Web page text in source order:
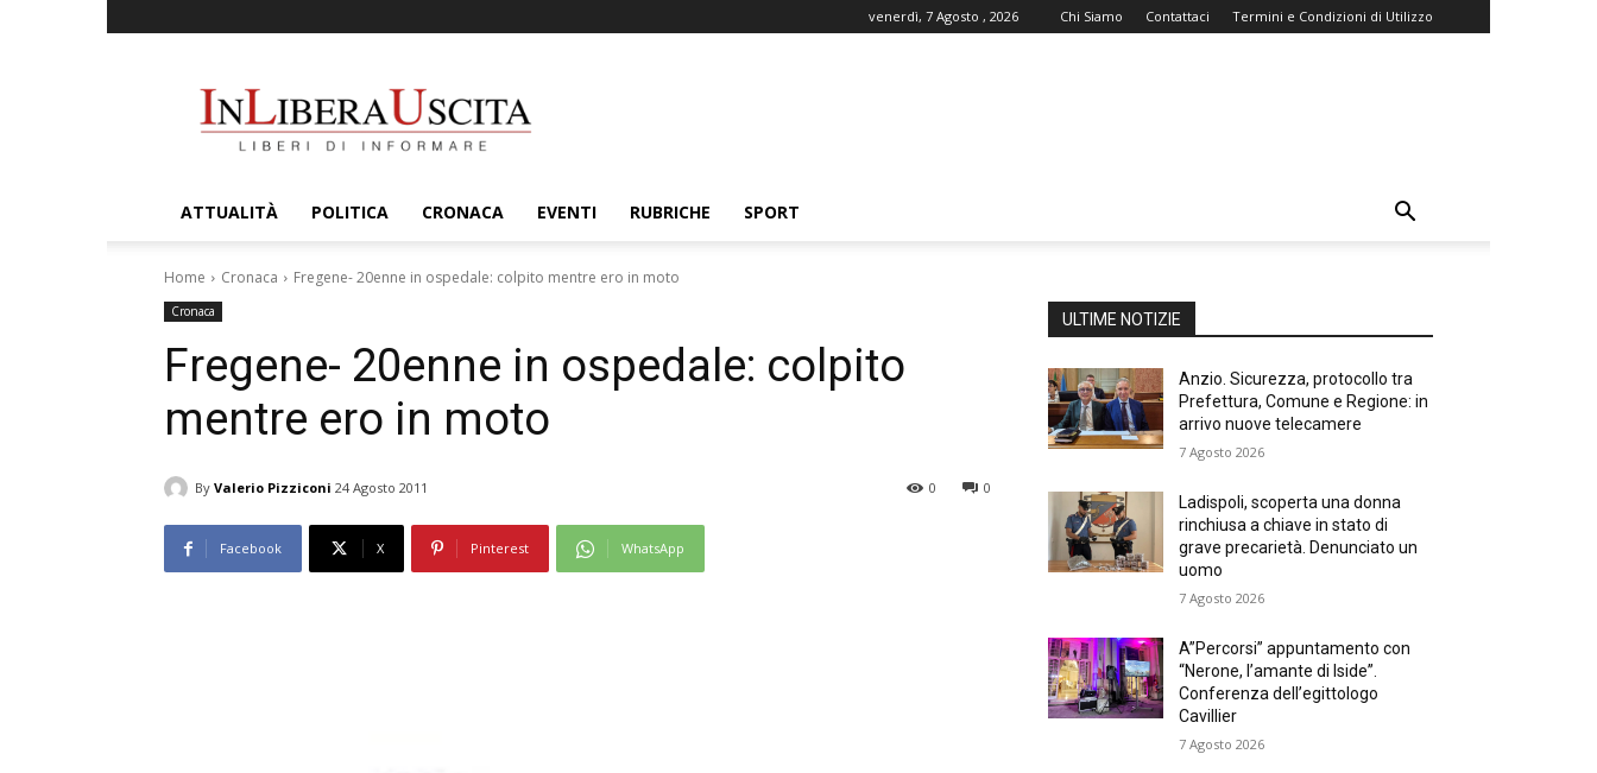
venerdì, 7 Agosto , 2026 Chi Siamo Contattaci Termini e Condizioni di Utilizzo
ATTUALITÀ POLITICA CRONACA EVENTI RUBRICHE SPORT
Home Cronaca Fregene- 20enne in ospedale: colpito mentre ero in moto
Cronaca
Fregene- 20enne in ospedale: colpito
mentre ero in moto
By Valerio Pizziconi 24 Agosto 2011 0
0
Facebook X Pinterest WhatsApp
ULTIME NOTIZIE
Anzio. Sicurezza, protocollo tra
Prefettura, Comune e Regione: in
arrivo nuove telecamere
7 Agosto 2026
Ladispoli, scoperta una donna
rinchiusa a chiave in stato di
grave precarietà. Denunciato un
uomo
7 Agosto 2026
A”Percorsi” appuntamento con
“Nerone, l’amante di Iside”.
Conferenza dell’egittologo
Cavillier
7 Agosto 2026